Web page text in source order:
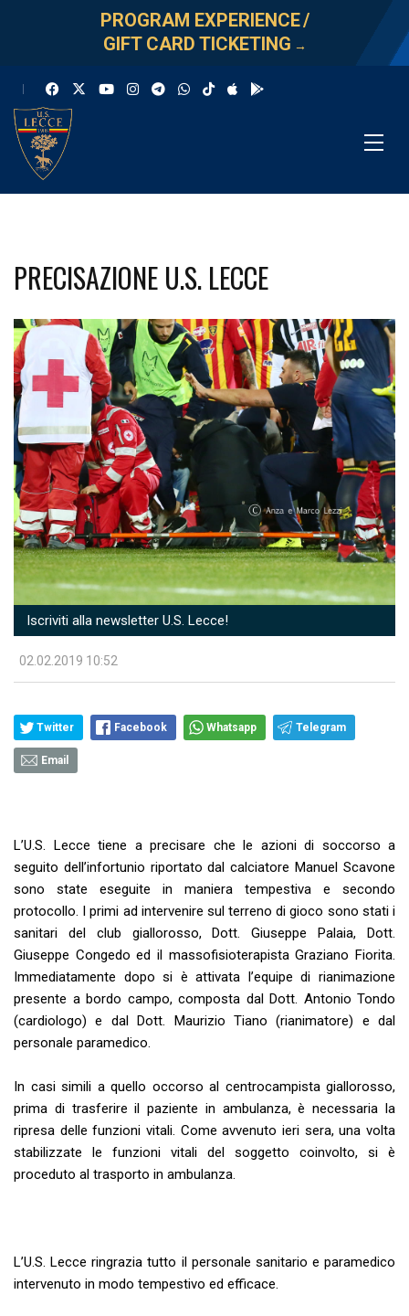
PROGRAM EXPERIENCE/
GIFT CARD TICKETING →
PRECISAZIONE U.S. LECCE
Iscriviti alla newsletter U.S. Lecce!
02.02.2019 10:52
Twitter Facebook Whatsapp Telegram
Email
L’U.S. Lecce tiene a precisare che le azioni di soccorso a
seguito dell’infortunio riportato dal calciatore Manuel Scavone
sono state eseguite in maniera tempestiva e secondo
protocollo. I primi ad intervenire sul terreno di gioco sono stati i
sanitari del club giallorosso, Dott. Giuseppe Palaia, Dott.
Giuseppe Congedo ed il massofisioterapista Graziano Fiorita.
Immediatamente dopo si è attivata l’equipe di rianimazione
presente a bordo campo, composta dal Dott. Antonio Tondo
(cardiologo) e dal Dott. Maurizio Tiano (rianimatore) e dal
personale paramedico.
In casi simili a quello occorso al centrocampista giallorosso,
prima di trasferire il paziente in ambulanza, è necessaria la
ripresa delle funzioni vitali. Come avvenuto ieri sera, una volta
stabilizzate le funzioni vitali del soggetto coinvolto, si è
proceduto al trasporto in ambulanza.
L’U.S. Lecce ringrazia tutto il personale sanitario e paramedico
intervenuto in modo tempestivo ed efficace.